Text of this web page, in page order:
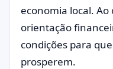
economia local.
orientação
condições para
prosperem.